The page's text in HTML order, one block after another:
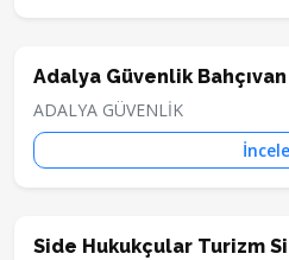
Adalya Güvenlik Bahçıvan
ADALYA GÜVENLİK
İncele
Side Hukukçular Turizm